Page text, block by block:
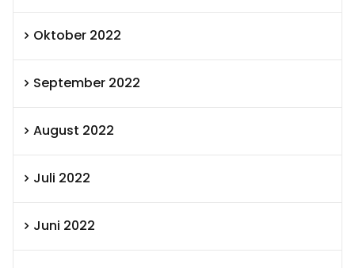
Oktober 2022
September 2022
August 2022
Juli 2022
Juni 2022